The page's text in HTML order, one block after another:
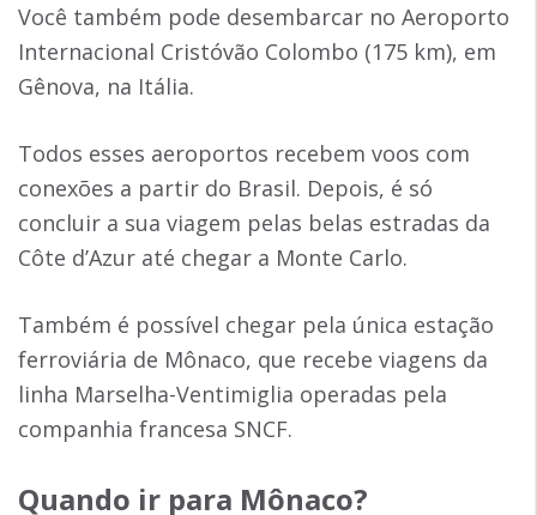
Você também pode desembarcar no Aeroporto
Internacional Cristóvão Colombo (175 km), em
Gênova, na Itália.
Todos esses aeroportos recebem voos com
conexões a partir do Brasil. Depois, é só
concluir a sua viagem pelas belas estradas da
Côte d’Azur até chegar a Monte Carlo.
Também é possível chegar pela única estação
ferroviária de Mônaco, que recebe viagens da
linha Marselha-Ventimiglia operadas pela
companhia francesa SNCF.
Quando ir para Mônaco?